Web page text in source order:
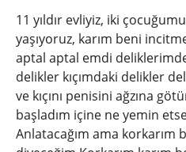
11 yıldır evliyiz, iki
yaşıyoruz, karım beni
aptal aptal emdi
delikler kıçımdaki delikler
ve kıçını penisini ağzına
başladım içine ne yemin
Anlatacağım ama